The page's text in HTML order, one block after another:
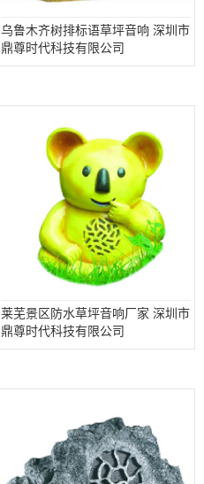
乌鲁木齐树排标语草坪音响 深圳市
鼎尊时代科技有限公司
莱芜景区防水草坪音响厂家 深圳市
鼎尊时代科技有限公司